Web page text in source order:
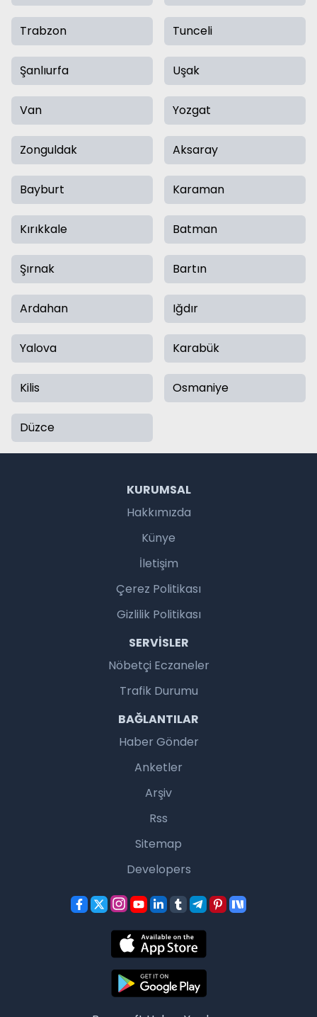
Trabzon Tunceli
Şanlıurfa Uşak
Van Yozgat
Zonguldak Aksaray
Bayburt Karaman
Kırıkkale Batman
Şırnak Bartın
Ardahan Iğdır
Yalova Karabük
Kilis Osmaniye
Düzce
KURUMSAL
Hakkımızda
Künye
İletişim
Çerez Politikası
Gizlilik Politikası
SERVISLER
Nöbetçi Eczaneler
Trafik Durumu
BAĞLANTILAR
Haber Gönder
Anketler
Arşiv
Rss
Sitemap
Developers